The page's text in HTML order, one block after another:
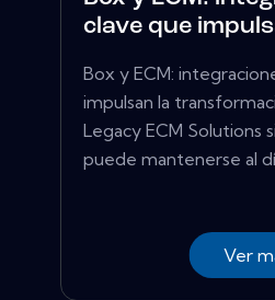
clave que
Box y ECM:
impulsan la
Legacy ECM Solutions
puede mantenerse al
Ver